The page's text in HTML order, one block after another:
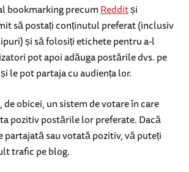
bookmarking precumRedditși
să postați conținutul preferat (inclusiv
și să folosiți etichete pentru a-l
pot apoi adăuga postările dvs. pe
le pot partaja cu audiența lor.
obicei, un sistem de votare în care
pozitiv postările lor preferate. Dacă
partajată sau votată pozitiv, vă puteți
trafic pe blog.